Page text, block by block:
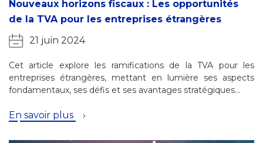
Nouveaux horizons fiscaux : Les opportunités
de la TVA pour les entreprises étrangères
21 juin 2024
Cet article explore les ramifications de la TVA pour les
entreprises étrangères, mettant en lumière ses aspects
fondamentaux, ses défis et ses avantages stratégiques…
En savoir plus